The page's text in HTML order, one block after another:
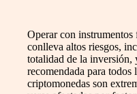
Operar con
conlleva altos riesgos,
totalidad de la inversión,
recomendada para todos
criptomonedas son